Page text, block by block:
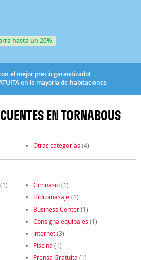
hasta un 20%
el mejor precio garantizado!
en la mayoría de habitaciones
EN TORNABOUS
Otras categorías (4)
(1) Gimnasio(1)
Hidromasaje(1)
Business Center(1)
Consigna equipajes (1)
Internet(3)
Piscina (1)
Prensa Gratuita (1)